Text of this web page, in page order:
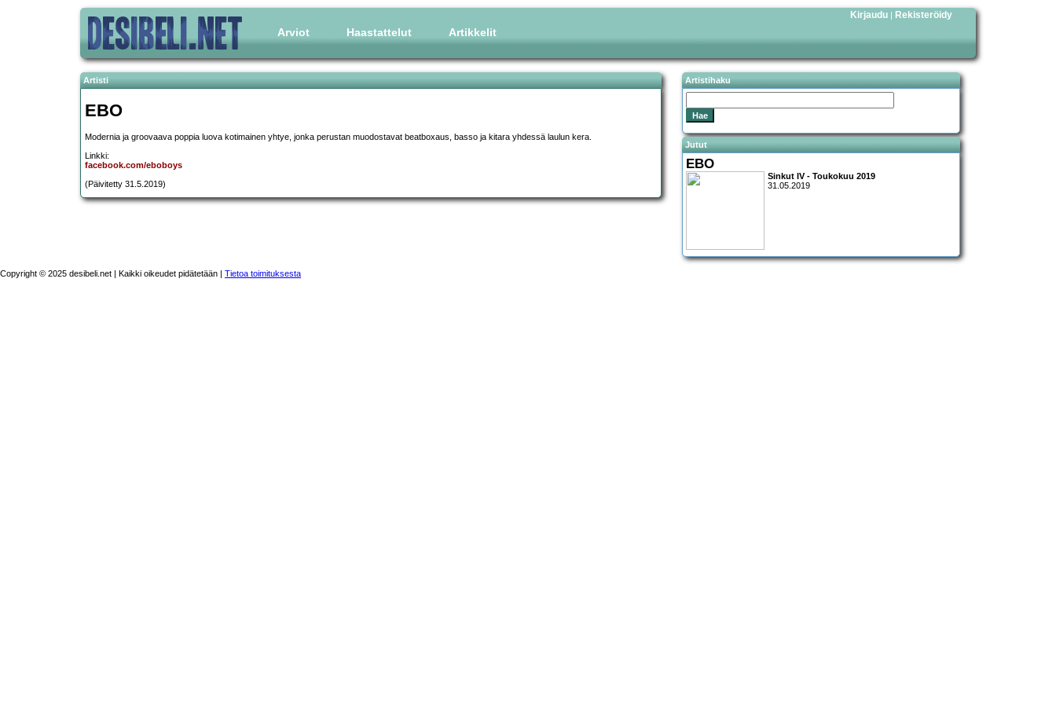
Arviot Haastattelut Artikkelit
Kirjaudu | Rekisteröidy
Artisti
EBO
Modernia ja groovaava poppia luova kotimainen yhtye, jonka perustan muodostavat beatboxaus, basso ja kitara yhdessä laulun kera.
Linkki:
facebook.com/eboboys
(Päivitetty 31.5.2019)
Artistihaku
Jutut
EBO
Sinkut IV - Toukokuu 2019
31.05.2019
Copyright © 2025 desibeli.net | Kaikki oikeudet pidätetään | Tietoa toimituksesta